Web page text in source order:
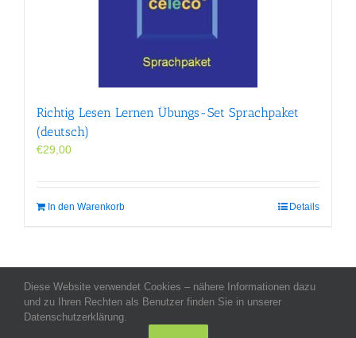
Richtig Lesen Lernen Übungs-Set Sprachpaket
(deutsch)
€29,00
In den Warenkorb Details
Allgemeine Geschäftsbedingungen -Impressum-Datenschutz-
Kontakt- Copyright celeco®
Diese Website verwendet Cookies – nähere Informationen dazu
und zu Ihren Rechten als Benutzer finden Sie in unserer
Datenschutzerklärung.